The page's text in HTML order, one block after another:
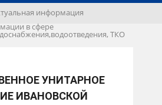
информация
в сфере
ТКО
"Центр-Профи"УНИТАРНОЕ
ИВАНОВСКОЙ